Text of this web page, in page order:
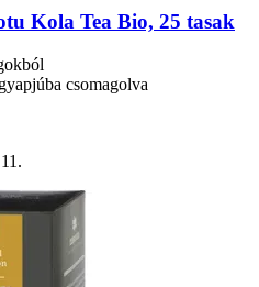
Kola Tea Bio, 25 tasak
csomagolva